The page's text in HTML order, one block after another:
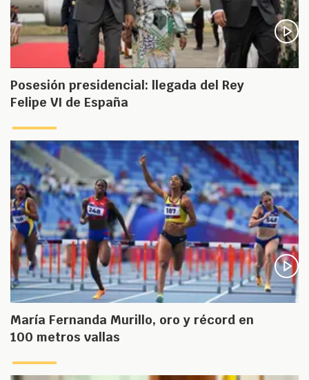
Posesión presidencial: llegada del Rey
Felipe VI de España
María Fernanda Murillo, oro y récord en
100 metros vallas